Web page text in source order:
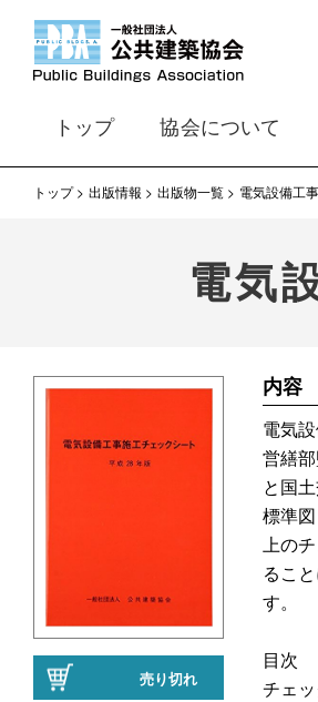
トップ 協会について
トップ 出版情報 出版物一覧 電気設備工
電気
売り切れ
内容
電気
営繕
と国
標準
上の
るこ
す。
目次
チェ